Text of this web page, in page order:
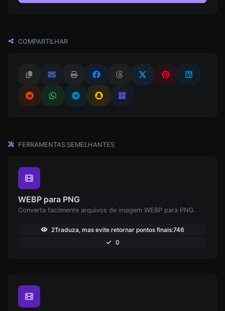
COMPARTILHAR
FERRAMENTAS SEMELHANTES
WEBP para PNG
Converta facilmente arquivos de imagem WEBP para PNG.
2Traduza, mas evite retornar pontos finais:746
0